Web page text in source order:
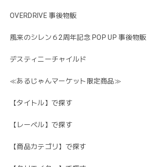
OVERDRIVE 事後物販
風来のシレン６2周年記念 POP UP 事後物販
デスティニーチャイルド
≪あるじゃんマーケット限定商品≫
【タイトル】で探す
【レーベル】で探す
【商品カテゴリ】で探す